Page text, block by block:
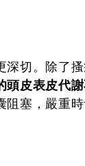
切。除了
皮表皮代
阻塞，嚴重